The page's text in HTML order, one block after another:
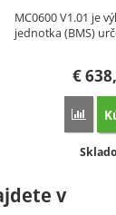
MC0600 V1.01 je
jednotka (BMS)
€
v